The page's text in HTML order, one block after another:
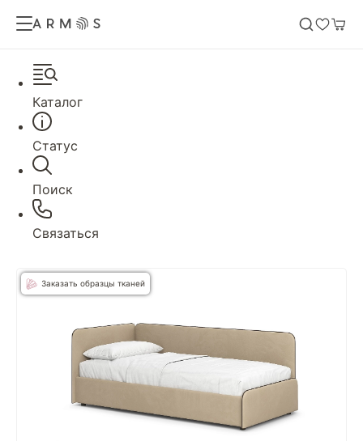
Каталог
Статус
Поиск
Связаться
Заказать образцы тканей